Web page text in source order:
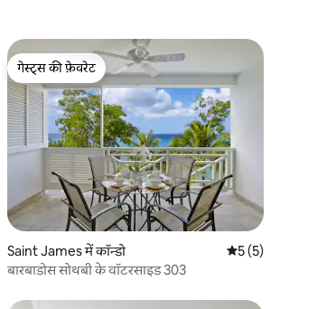
से 4.97, 64 समीक्षाएँ
गेस्ट्स की फ़ेवरेट
गेस्ट्स की फ़ेवरेट
Saint James में कॉन्डो औसत रेटिंग 5 में से 5,
5 (5)
बारबाडोस सोथबी के वॉटरसाइड 303